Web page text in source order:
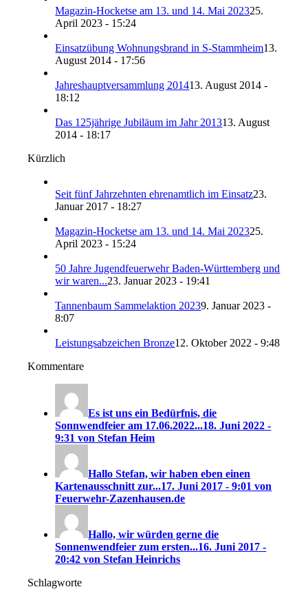
Magazin-Hocketse am 13. und 14. Mai 202325.
April 2023 - 15:24
Einsatzübung Wohnungsbrand in S-Stammheim13.
August 2014 - 17:56
Jahreshauptversammlung 201413. August 2014 -
18:12
Das 125jährige Jubiläum im Jahr 201313. August
2014 - 18:17
Kürzlich
Seit fünf Jahrzehnten ehrenamtlich im Einsatz23.
Januar 2017 - 18:27
Magazin-Hocketse am 13. und 14. Mai 202325.
April 2023 - 15:24
50 Jahre Jugendfeuerwehr Baden-Württemberg und
wir waren...23. Januar 2023 - 19:41
Tannenbaum Sammelaktion 20239. Januar 2023 -
8:07
Leistungsabzeichen Bronze12. Oktober 2022 - 9:48
Kommentare
Es ist uns ein Bedürfnis, die
Sonnwendfeier am 17.06.2022...18. Juni 2022 -
9:31 von Stefan Heim
Hallo Stefan, wir haben eben einen
Kartenausschnitt zur...17. Juni 2017 - 9:01 von
Feuerwehr-Zazenhausen.de
Hallo, wir würden gerne die
Sonnenwendfeier zum ersten...16. Juni 2017 -
20:42 von Stefan Heinrichs
Schlagworte